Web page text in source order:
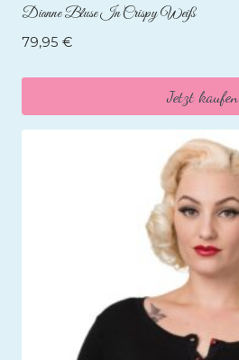
Dianne Bluse In Crispy Weiß
79,95 €
Jetzt kaufen